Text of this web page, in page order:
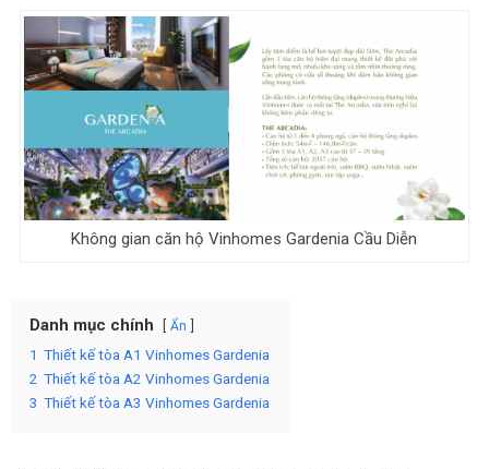
Không gian căn hộ Vinhomes Gardenia Cầu Diễn
Danh mục chính Ẩn
1 Thiết kế tòa A1 Vinhomes Gardenia
2 Thiết kế tòa A2 Vinhomes Gardenia
3 Thiết kế tòa A3 Vinhomes Gardenia